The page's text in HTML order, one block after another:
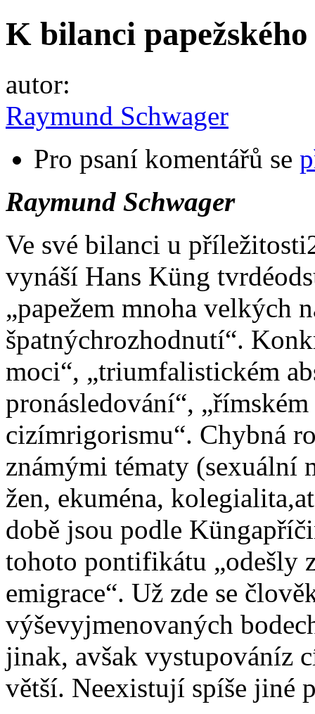
K bilanci
autor:
Raymund Schwager
Pro psaní komentářů se
Raymund Schwager
Ve své bilanci u
vynáší Hans Küng
„papežem mnoha velkých
špatnýchrozhodnutí“.
moci“, „triumfalistickém
pronásledování“,
cizímrigorismu“. Chybná
známými tématy (sexuální
žen, ekuména,
době jsou podle
tohoto pontifikátu „odešly
emigrace“. Už zde se
výševyjmenovaných
jinak, avšak vystupováníz
větší. Neexistují spíše jiné